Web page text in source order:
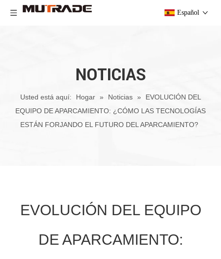
Español
NOTICIAS
Usted está aquí: Hogar » Noticias »
EVOLUCIÓN DEL
EQUIPO DE APARCAMIENTO: ¿CÓMO LAS TECNOLOGÍAS
ESTÁN FORJANDO EL FUTURO DEL APARCAMIENTO?
EVOLUCIÓN DEL EQUIPO
DE APARCAMIENTO: